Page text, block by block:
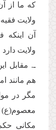
كه ما از
ولایت
آن
ولایت
ـ. مقابل
هم مانند
مگر در
معصوم(ع)
مكانى